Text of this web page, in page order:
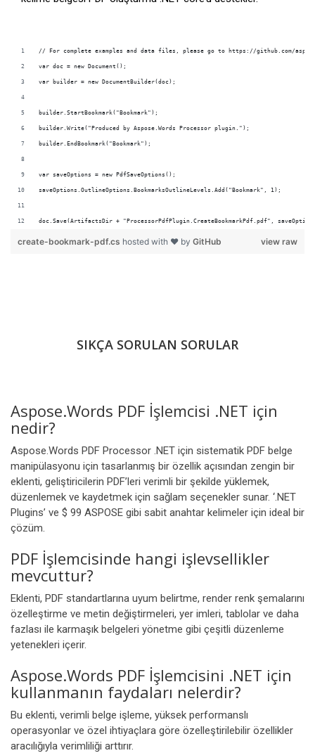
doc.Save(ArtifactsDir + "ProcessorPdfPlugin.CreateBookmarkPdf.pdf",
view raw
create-bookmark-pdf.cs hosted with ❤ by GitHub
SIKÇA SORULAN SORULAR
Aspose.Words PDF İşlemcisi .NET için
nedir?
Aspose.Words PDF Processor .NET için sistematik PDF belge
manipülasyonu için tasarlanmış bir özellik açısından zengin bir
eklenti, geliştiricilerin PDF’leri verimli bir şekilde yüklemek,
düzenlemek ve kaydetmek için sağlam seçenekler sunar. ‘.NET
Plugins’ ve $ 99 ASPOSE gibi sabit anahtar kelimeler için ideal bir
çözüm.
PDF İşlemcisinde hangi işlevsellikler
mevcuttur?
Eklenti, PDF standartlarına uyum belirtme, render renk şemalarını
özelleştirme ve metin değiştirmeleri, yer imleri, tablolar ve daha
fazlası ile karmaşık belgeleri yönetme gibi çeşitli düzenleme
yetenekleri içerir.
Aspose.Words PDF İşlemcisini .NET için
kullanmanın faydaları nelerdir?
Bu eklenti, verimli belge işleme, yüksek performanslı
operasyonlar ve özel ihtiyaçlara göre özelleştirilebilir özellikler
aracılığıyla verimliliği arttırır.